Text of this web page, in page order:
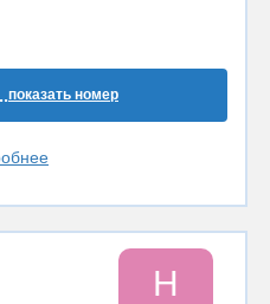
показать номер
H